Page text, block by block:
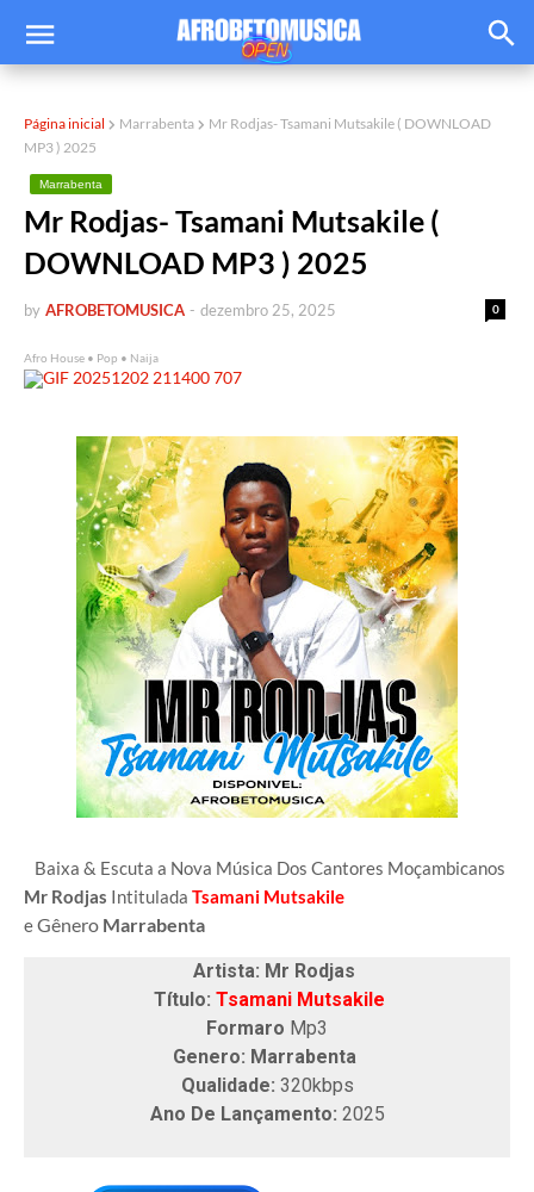
Página inicial Marrabenta
Mr Rodjas- Tsamani Mutsakile ( DOWNLOAD
MP3 ) 2025
Marrabenta
Mr Rodjas- Tsamani Mutsakile (
DOWNLOAD MP3 ) 2025
by AFROBETOMUSICA 0
- dezembro 25, 2025
Afro House • Pop • Naija
Baixa & Escuta a Nova Música Dos Cantores Moçambicanos
Mr Rodjas Intitulada Tsamani Mutsakile
eGênero Marrabenta
Artista: Mr Rodjas
Título: Tsamani Mutsakile
Formaro Mp3
Genero: Marrabenta
Qualidade: 320kbps
Ano De Lançamento: 2025